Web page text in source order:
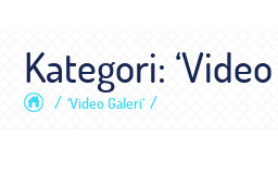
Kategori:
/ ‘Video Galeri’ /